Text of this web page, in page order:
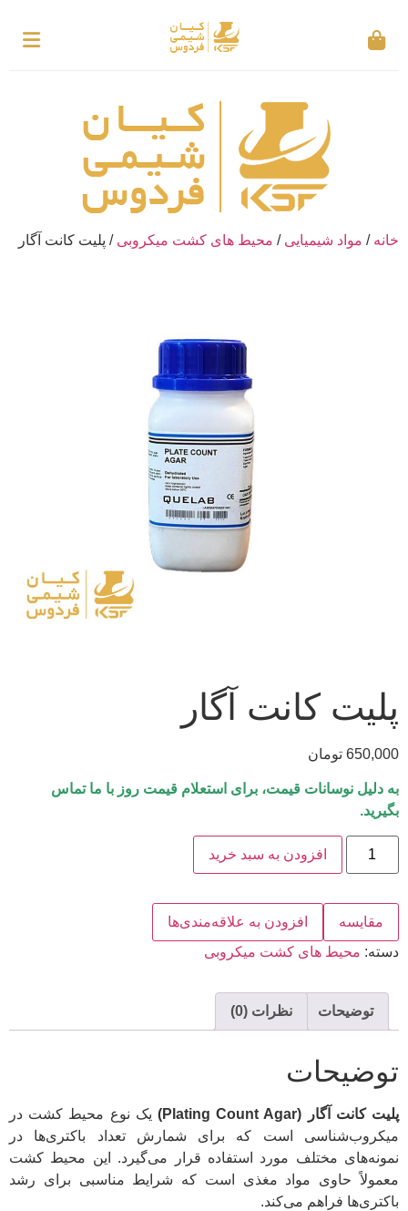
خانه / مواد شیمیایی / محیط های کشت میکروبی / پلیت کانت آگار
پلیت کانت آگار
650,000 تومان
به دلیل نوسانات قیمت، برای استعلام قیمت روز با ما تماس
بگیرید.
افزودن به سبد خرید
مقایسه
افزودن به علاقه‌مندی‌ها
دسته: محیط های کشت میکروبی
توضیحات نظرات (0)
توضیحات
پلیت کانت آگار (Plating Count Agar)
یک نوع محیط کشت در
میکروب‌شناسی است که برای شمارش تعداد باکتری‌ها در
نمونه‌های مختلف مورد استفاده قرار می‌گیرد. این محیط کشت
معمولاً حاوی مواد مغذی است که شرایط مناسبی برای رشد
باکتری‌ها فراهم می‌کند.